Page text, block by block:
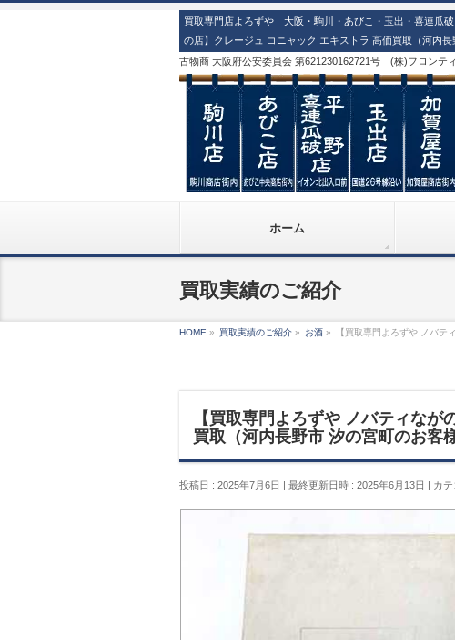
買取専門店よろずや 大阪・駒川・あびこ・玉出・喜連瓜
の店】クレージュ コニャック エキストラ 高価買取（河内長
古物商 大阪府公安委員会 第621230162721号 (株)フロンテ
ホーム
買取実績のご紹介
HOME » 買取実績のご紹介 » お酒 » 【買取専門よろずや ノバテ
【買取専門よろずや ノバティな
買取（河内長野市 汐の宮町のお客様
投稿日 : 2025年7月6日 最終更新日時 : 2025年6月13日 カ